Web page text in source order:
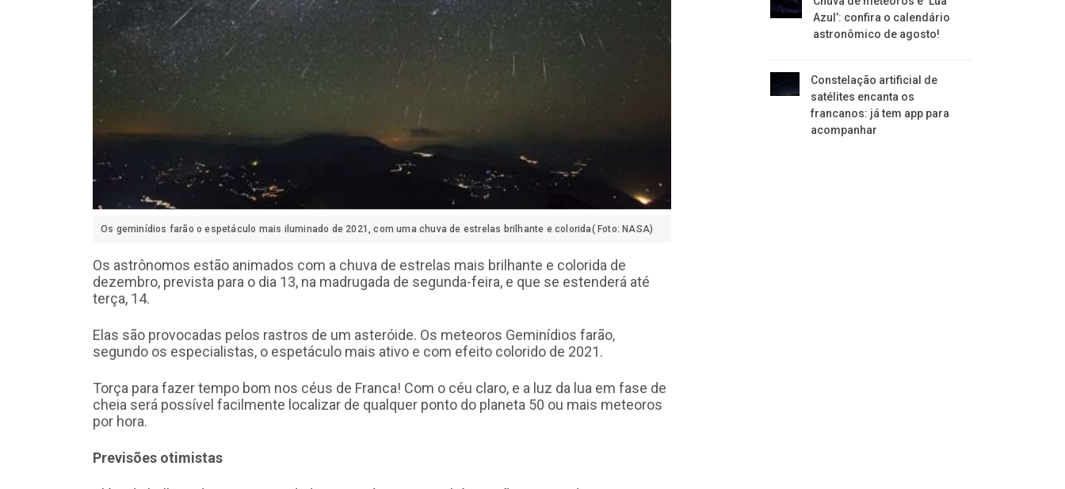
Os geminídios farão o espetáculo mais iluminado de 2021, com uma chuva de estrelas brilhante e colorida( Foto: NASA)
Os astrônomos estão animados com a chuva de estrelas mais brilhante e colorida de
dezembro, prevista para o dia 13, na madrugada de segunda-feira, e que se estenderá até
terça, 14.
Elas são provocadas pelos rastros de um asteróide. Os meteoros Geminídios farão,
segundo os especialistas, o espetáculo mais ativo e com efeito colorido de 2021.
Torça para fazer tempo bom nos céus de Franca! Com o céu claro, e a luz da lua em fase de
cheia será possível facilmente localizar de qualquer ponto do planeta 50 ou mais meteoros
por hora.
Previsões otimistas
Azul’: confira o calendário
astronômico de agosto!
Constelação artificial de
satélites encanta os
francanos: já tem app para
acompanhar